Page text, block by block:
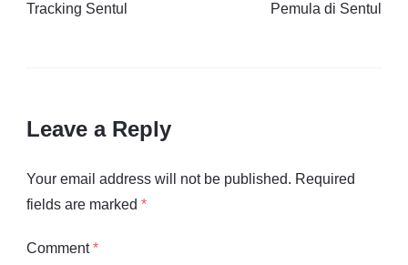
Tracking Sentul
Pemula di Sentul
Leave a Reply
Your email address will not be published. Required
fields are marked *
Comment*